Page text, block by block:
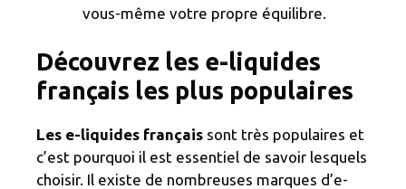
vous-même votre propre équilibre.
Découvrez les e-liquides
français les plus populaires
Les e-liquides français sont très populaires et
c’est pourquoi il est essentiel de savoir lesquels
choisir. Il existe de nombreuses marques d’e-